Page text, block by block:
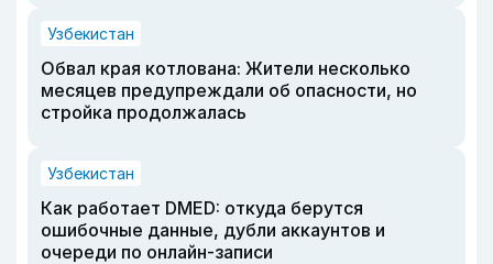
Узбекистан
Обвал края котлована: Жители несколько
месяцев предупреждали об опасности, но
стройка продолжалась
Узбекистан
Как работает DMED: откуда берутся
ошибочные данные, дубли аккаунтов и
очереди по онлайн-записи